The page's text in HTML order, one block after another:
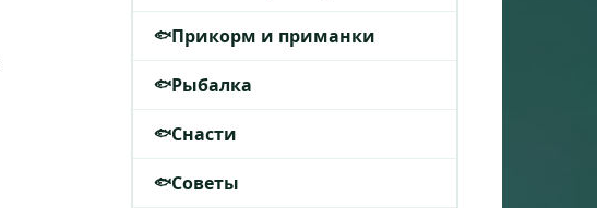
Прикорм и приманки
Рыбалка
Снасти
Советы